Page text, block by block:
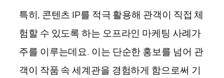
특히, 콘텐츠 IP를 적극 활용해 관객이 직접 체
험할 수 있도록 하는 오프라인 마케팅 사례가
주를 이루는데요. 이는 단순한 홍보를 넘어 관
객이 작품 속 세계관을 경험하게 함으로써 기